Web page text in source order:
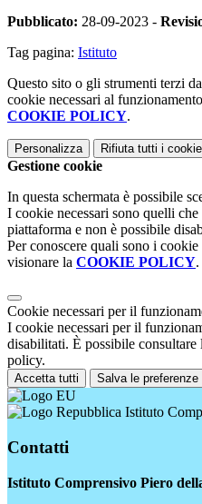
Pubblicato: 28-09-2023 -
Tag pagina: Istituto
Questo sito o gli strumenti terzi
cookie necessari al
COOKIE POLICY.
Personalizza Rifiuta tutti i
Gestione cookie
In questa schermata è possibile
I cookie necessari sono quelli
piattaforma e non è possibile
Per conoscere quali sono i
visionare la COOKIE POLICY.
Cookie necessari per il
I cookie necessari per il
disabilitati. È possibile
policy.
Accetta tutti Salva le preferenze
Istituto
Contatti
Istituto Comprensivo Piero